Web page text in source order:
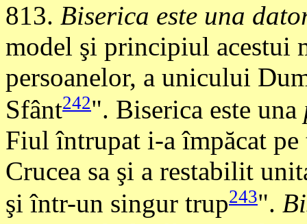
813. Biserica este una
model şi principiul acestui
persoanelor, a unicului
Sfânt242". Biserica este una
Fiul întrupat i-a împăcat
Crucea sa şi a restabilit
şi într-un singur trup243".